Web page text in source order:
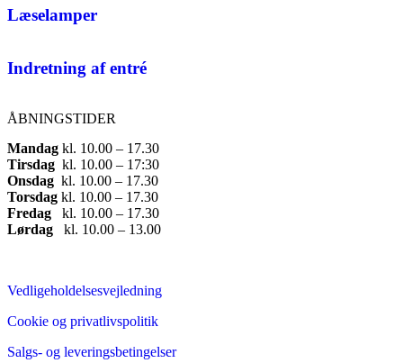
Læselamper
Indretning af entré
ÅBNINGSTIDER
Mandag ​ kl. 10.00 – 17.30​
Tirsdag ​ kl. 10.00 – 17:30​
Onsdag ​ kl. 10.00 – 17.30​
Torsdag ​ kl. 10.00 – 17.30​
Fredag ​ kl. 10.00 – 17.30​
Lørdag ​ kl. 10.00 – 13.00
Vedligeholdelsesvejledning
Cookie og privatlivspolitik
Salgs- og leveringsbetingelser